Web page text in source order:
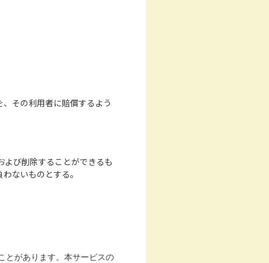
その利用者に賠償するよう
び削除することができるも
ないものとする。
とがあります。本サービスの